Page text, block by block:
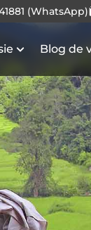
(WhatsApp)
Blog de